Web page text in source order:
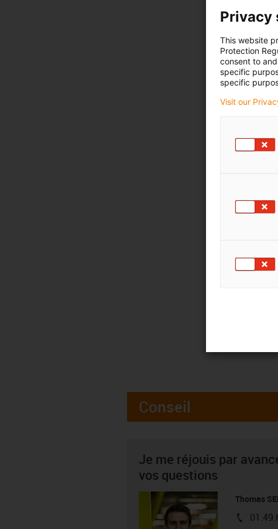
Conseil
Je me réjouis par
vos questions
Thomas
igus-
Privacy
This website
Protection
consent to
specific
specific
Visit our